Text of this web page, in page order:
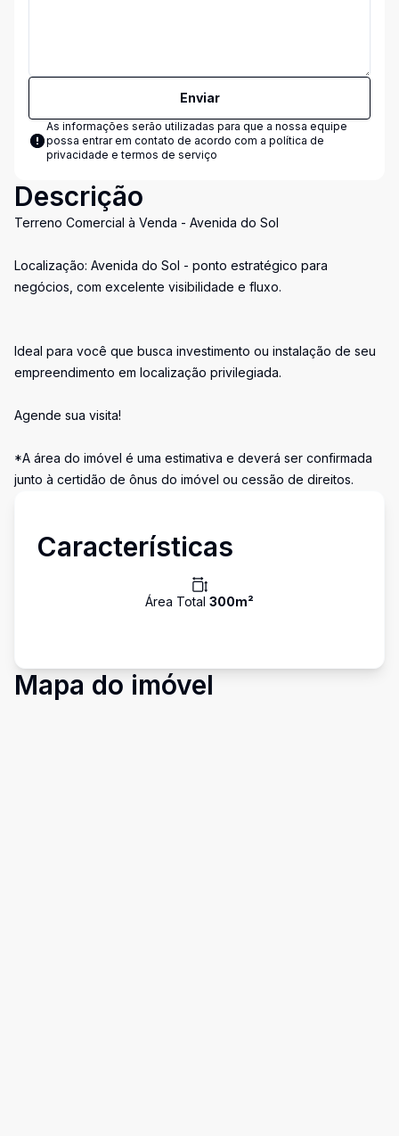
Enviar
As informações serão utilizadas para que a nossa equipe
possa entrar em contato de acordo com a política de
privacidade e termos de serviço
Descrição
Terreno Comercial à Venda - Avenida do Sol
Localização: Avenida do Sol - ponto estratégico para
negócios, com excelente visibilidade e fluxo.
Ideal para você que busca investimento ou instalação de seu
empreendimento em localização privilegiada.
Agende sua visita!
*A área do imóvel é uma estimativa e deverá ser confirmada
junto à certidão de ônus do imóvel ou cessão de direitos.
Características
Área Total 300m²
Mapa do imóvel